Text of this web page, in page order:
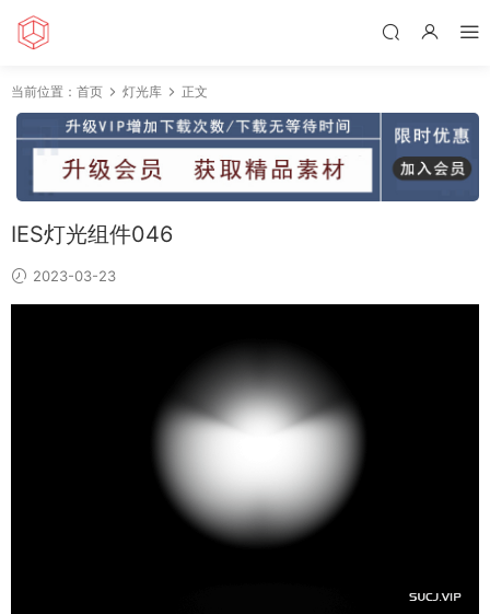
当前位置： 首页 灯光库 正文
IES灯光组件046
2023-03-23